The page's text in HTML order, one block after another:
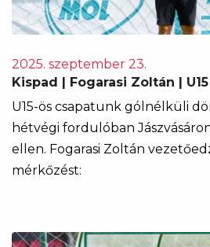
2025. szeptember 23.
Kispad | Fogarasi Zoltán |
U15-ös csapatunk gólnélküli
hétvégi fordulóban
ellen. Fogarasi Zoltán
mérkőzést: